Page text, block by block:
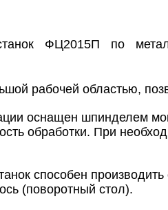
ФЦ2015П по
рабочей областью,
оснащен шпинделем
обработки. При
способен
(поворотный стол).